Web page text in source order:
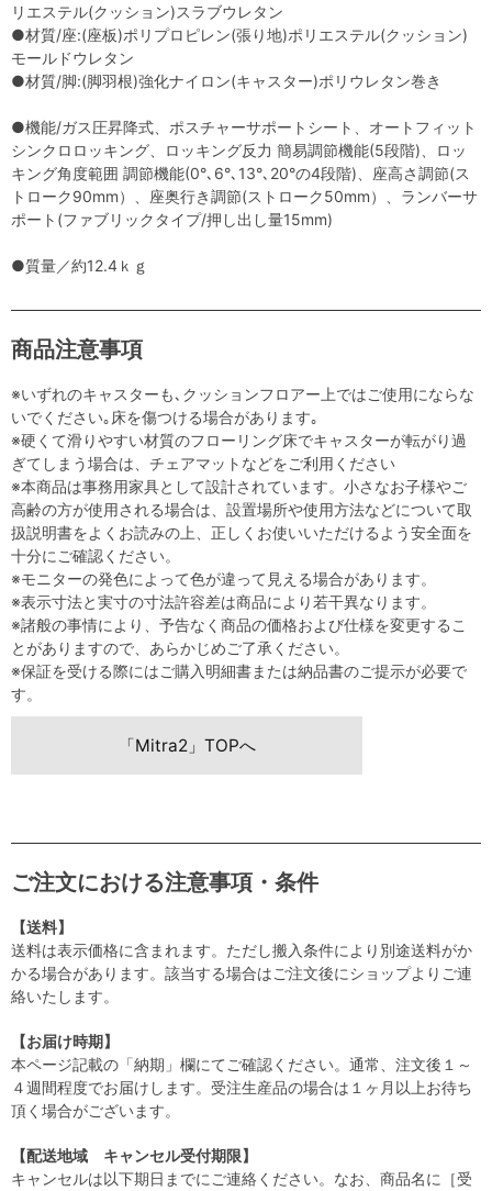
リエステル(クッション)スラブウレタン
●材質/座:(座板)ポリプロピレン(張り地)ポリエステル(クッション)
モールドウレタン
●材質/脚:(脚羽根)強化ナイロン(キャスター)ポリウレタン巻き
●機能/ガス圧昇降式、ポスチャーサポートシート、オートフィット
シンクロロッキング、ロッキング反力 簡易調節機能(5段階)、ロッ
キング角度範囲 調節機能(0°､6°､13°､20°の4段階)、座高さ調節(ス
トローク90mm）、座奥行き調節(ストローク50mm）、ランバーサ
ポート(ファブリックタイプ/押し出し量15mm)
●質量／約12.4ｋｇ
商品注意事項
※いずれのキャスターも､クッションフロアー上ではご使用にならな
いでください｡床を傷つける場合があります｡
※硬くて滑りやすい材質のフローリング床でキャスターが転がり過
ぎてしまう場合は、チェアマットなどをご利用ください
※本商品は事務用家具として設計されています。小さなお子様やご
高齢の方が使用される場合は、設置場所や使用方法などについて取
扱説明書をよくお読みの上、正しくお使いいただけるよう安全面を
十分にご確認ください。
※モニターの発色によって色が違って見える場合があります。
※表示寸法と実寸の寸法許容差は商品により若干異なります。
※諸般の事情により、予告なく商品の価格および仕様を変更するこ
とがありますので、あらかじめご了承ください。
※保証を受ける際にはご購入明細書または納品書のご提示が必要で
す。
「Mitra2」TOPへ
ご注文における注意事項・条件
【送料】
送料は表示価格に含まれます。ただし搬入条件により別途送料がか
かる場合があります。該当する場合はご注文後にショップよりご連
絡いたします。
【お届け時期】
本ページ記載の「納期」欄にてご確認ください。通常、注文後１～
４週間程度でお届けします。受注生産品の場合は１ヶ月以上お待ち
頂く場合がございます。
【配送地域 キャンセル受付期限】
キャンセルは以下期日までにご連絡ください。なお、商品名に［受